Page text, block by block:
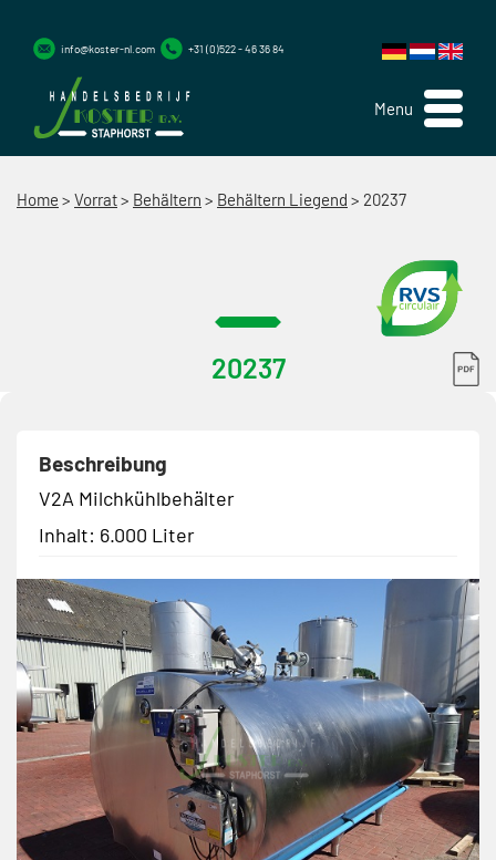
Menu
info@koster-nl.com +31 (0)522 - 46 36 84
Home > Vorrat> Behältern > Behältern Liegend > 20237
20237
Beschreibung
V2A Milchkühlbehälter
Inhalt: 6.000 Liter